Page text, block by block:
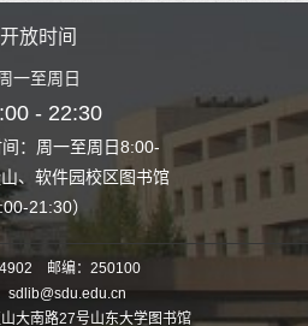
开放时间
一至周日
- 22:30
：周一至周日8:00-
、软件园校区图书馆
21:30）
人工服务时间
22:00（兴隆山
邮编：250100
sdlib@sdu.edu.cn
大南路27号山东大学图书馆